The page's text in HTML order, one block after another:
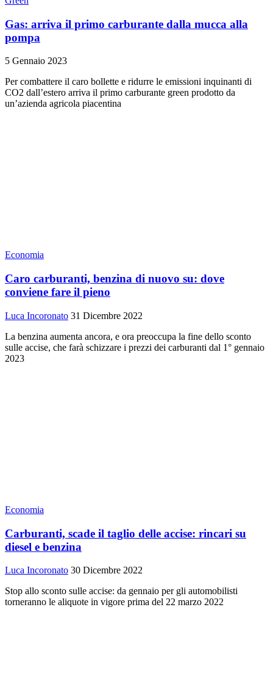
Gas: arriva il primo carburante dalla mucca alla
pompa
5 Gennaio 2023
Per combattere il caro bollette e ridurre le emissioni inquinanti di
CO2 dall’estero arriva il primo carburante green prodotto da
un’azienda agricola piacentina
Economia
Caro carburanti, benzina di nuovo su: dove
conviene fare il pieno
Luca Incoronato 31 Dicembre 2022
La benzina aumenta ancora, e ora preoccupa la fine dello sconto
sulle accise, che farà schizzare i prezzi dei carburanti dal 1° gennaio
2023
Economia
Carburanti, scade il taglio delle accise: rincari su
diesel e benzina
Luca Incoronato 30 Dicembre 2022
Stop allo sconto sulle accise: da gennaio per gli automobilisti
torneranno le aliquote in vigore prima del 22 marzo 2022